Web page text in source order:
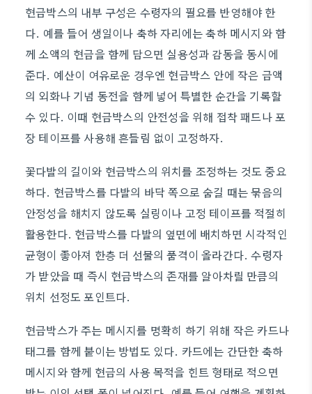
현금박스의 내부 구성은 수령자의 필요를 반영해야 한
다. 예를 들어 생일이나 축하 자리에는 축하 메시지와 함
께 소액의 현금을 함께 담으면 실용성과 감동을 동시에
준다. 예산이 여유로운 경우엔 현금박스 안에 작은 금액
의 외화나 기념 동전을 함께 넣어 특별한 순간을 기록할
수 있다. 이때 현금박스의 안전성을 위해 접착 패드나 포
장 테이프를 사용해 흔들림 없이 고정하자.
꽃다발의 길이와 현금박스의 위치를 조정하는 것도 중요
하다. 현금박스를 다발의 바닥 쪽으로 숨길 때는 묶음의
안정성을 해치지 않도록 실링이나 고정 테이프를 적절히
활용한다. 현금박스를 다발의 옆면에 배치하면 시각적인
균형이 좋아져 한층 더 선물의 품격이 올라간다. 수령자
가 받았을 때 즉시 현금박스의 존재를 알아차릴 만큼의
위치 선정도 포인트다.
현금박스가 주는 메시지를 명확히 하기 위해 작은 카드나
태그를 함께 붙이는 방법도 있다. 카드에는 간단한 축하
메시지와 함께 현금의 사용 목적을 힌트 형태로 적으면